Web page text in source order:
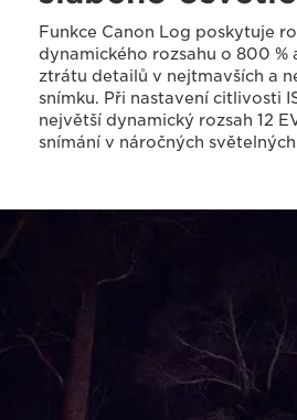
Funkce Canon Log poskytuje
dynamického rozsahu o 800 %
ztrátu detailů v nejtmavších a
snímku. Při nastavení citlivosti
největší dynamický rozsah 12
snímání v náročných